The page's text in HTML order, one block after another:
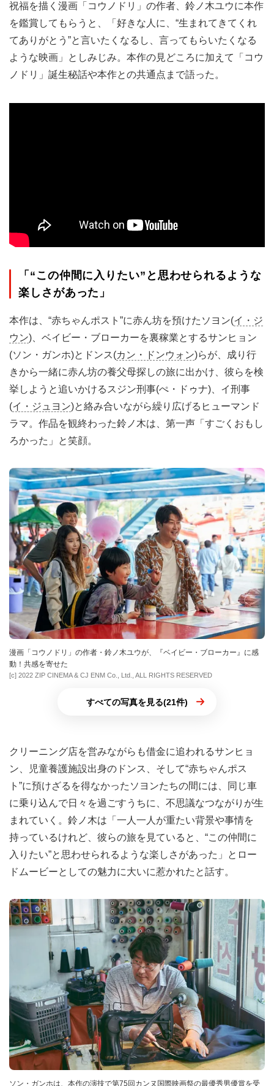
祝福を描く漫画「コウノドリ」の作者、鈴ノ木ユウに本作
を鑑賞してもらうと、「好きな人に、“生まれてきてくれ
てありがとう”と言いたくなるし、言ってもらいたくなる
ような映画」としみじみ。本作の見どころに加えて「コウ
ノドリ」誕生秘話や本作との共通点まで語った。
「“この仲間に入りたい”と思わせられるような
楽しさがあった」
本作は、“赤ちゃんポスト”に赤ん坊を預けたソヨン(イ・ジ
ウン)、ベイビー・ブローカーを裏稼業とするサンヒョン
(ソン・ガンホ)とドンス(カン・ドンウォン)らが、成り行
きから一緒に赤ん坊の養父母探しの旅に出かけ、彼らを検
挙しようと追いかけるスジン刑事(ぺ・ドゥナ)、イ刑事
(イ・ジュヨン)と絡み合いながら繰り広げるヒューマンド
ラマ。作品を観終わった鈴ノ木は、第一声「すごくおもし
ろかった」と笑顔。
漫画「コウノドリ」の作者・鈴ノ木ユウが、『ベイビー・ブローカー』に感
動！共感を寄せた
[c] 2022 ZIP CINEMA & CJ ENM Co., Ltd., ALL RIGHTS RESERVED
すべての写真を見る(21件)
クリーニング店を営みながらも借金に追われるサンヒョ
ン、児童養護施設出身のドンス、そして“赤ちゃんポス
ト”に預けざるを得なかったソヨンたちの間には、同じ車
に乗り込んで日々を過ごすうちに、不思議なつながりが生
まれていく。鈴ノ木は「一人一人が重たい背景や事情を
持っているけれど、彼らの旅を見ていると、“この仲間に
入りたい”と思わせられるような楽しさがあった」とロー
ドムービーとしての魅力に大いに惹かれたと話す。
ソン・ガンホは、本作の演技で第75回カンヌ国際映画祭の最優秀男優賞を受